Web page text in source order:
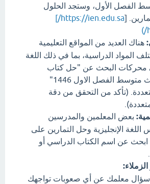
الفصل الأول، وستجد الحلول
[
https://ien.edu.sa/]
هناك العديد من المواقع التعليمية
المواد الدراسية، بما في ذلك اللغة
محركات البحث عن "حل كتاب
الطالب انجليزي ثالث متوسط الفصل الاول 1446"
(تأكد من التحقق من دقة
بعض المعلمين والمدرسين
الإنجليزية وحل التمارين على
ابحث عن اسم الكتاب الدراسي أو
سؤال معلمك عن أي صعوبات تواجهك